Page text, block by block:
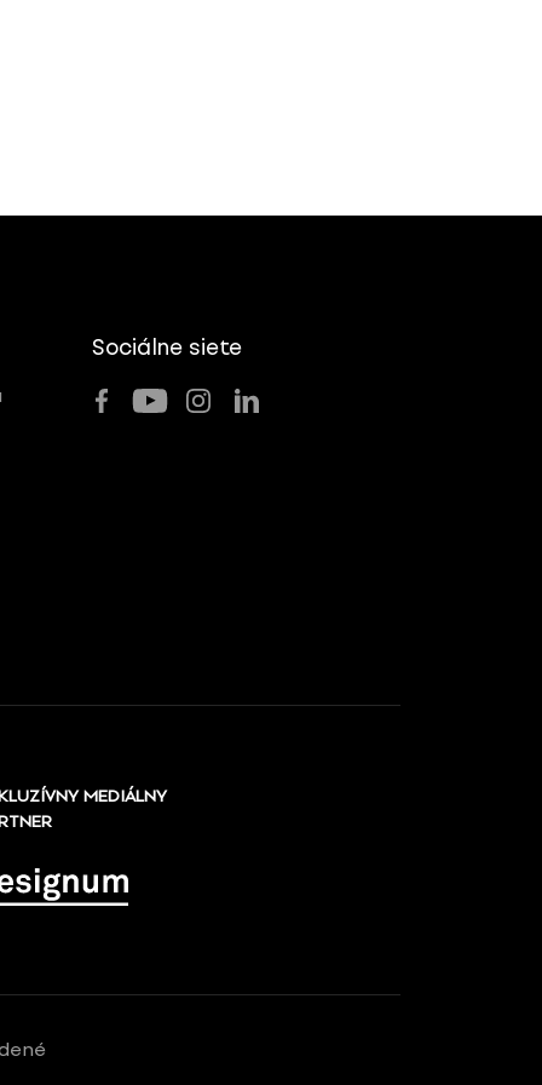
Sociálne siete
MEDIÁLNY